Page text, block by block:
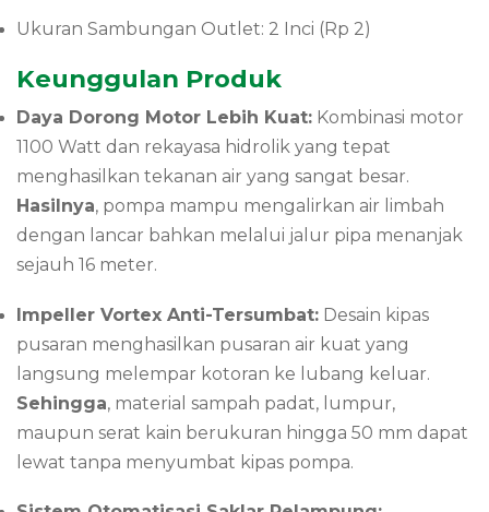
Ukuran Sambungan Outlet: 2 Inci (Rp 2)
Keunggulan Produk
Daya Dorong Motor Lebih Kuat: Kombinasi motor
1100 Watt dan rekayasa hidrolik yang tepat
menghasilkan tekanan air yang sangat besar.
Hasilnya, pompa mampu mengalirkan air limbah
dengan lancar bahkan melalui jalur pipa menanjak
sejauh 16 meter.
Impeller Vortex Anti-Tersumbat: Desain kipas
pusaran menghasilkan pusaran air kuat yang
langsung melempar kotoran ke lubang keluar.
Sehingga, material sampah padat, lumpur,
maupun serat kain berukuran hingga 50 mm dapat
lewat tanpa menyumbat kipas pompa.